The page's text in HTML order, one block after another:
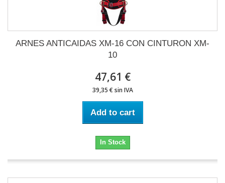
ARNES ANTICAIDAS XM-16 CON CINTURON XM-
10
47,61 €
39,35 € sin IVA
Add to cart
In Stock